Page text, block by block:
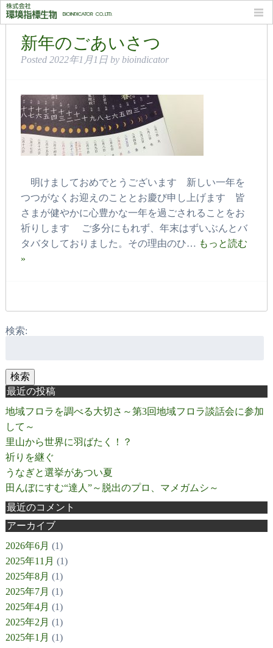
月別: 2022年1月
新年のごあいさつ
Posted 2022年1月1日 by bioindicator
明けましておめでとうございます 新しい一年を
つつがなくお迎えのこととお慶び申し上げます 皆
さまが健やかに心豊かな一年を過ごされることをお
祈りします ご多分にもれず、年末はずいぶんとバ
タバタしておりました。その理由のひ… もっと読む
»
検索:
検索
最近の投稿
地域フロラを調べる大切さ～第3回地域フロラ談話会に参加
して～
里山から世界に羽ばたく！？
祈りを継ぐ
うなぎと選挙があつい夏
田んぼにすむ“達人”～脱出のプロ、マメガムシ～
最近のコメント
アーカイブ
2026年6月 (1)
2025年11月 (1)
2025年8月 (1)
2025年7月 (1)
2025年4月 (1)
2025年2月 (1)
2025年1月 (1)